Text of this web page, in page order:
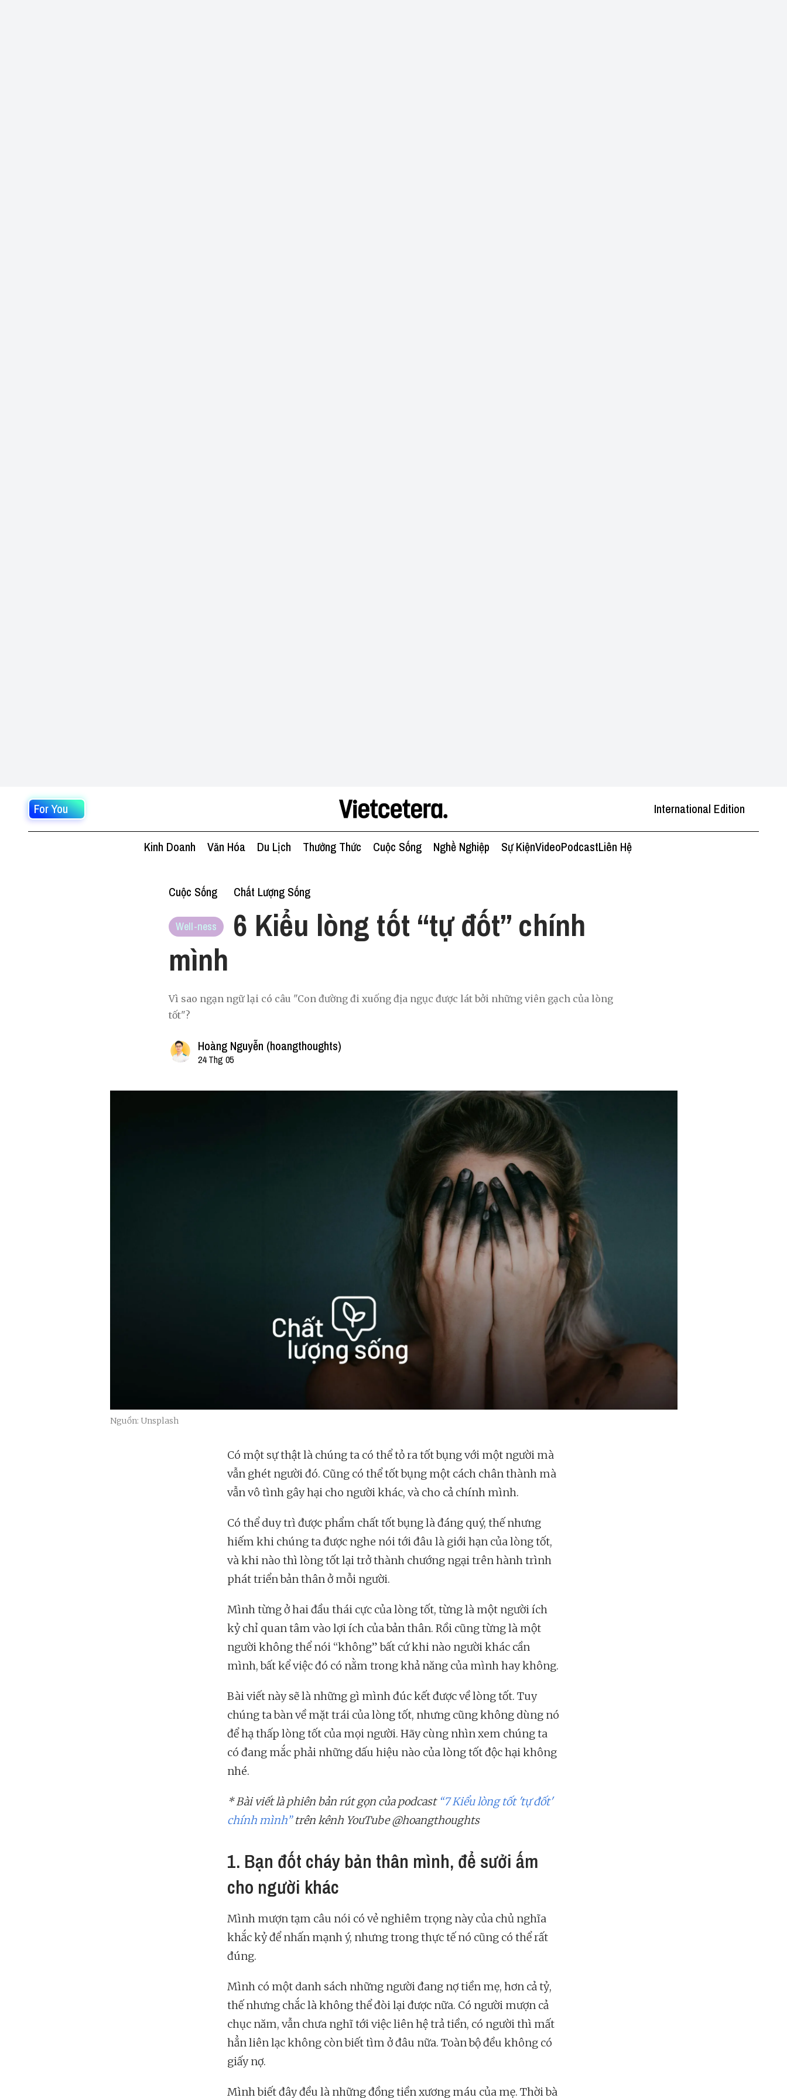
For You International Edition
Kinh Doanh Văn Hóa Du Lịch Thưởng Thức Cuộc Sống Nghề Nghiệp Sự KiệnVideoPodcastLiên Hệ
Cuộc Sống Chất Lượng Sống
Well-ness
6 Kiểu lòng tốt “tự đốt” chính
mình
Vì sao ngạn ngữ lại có câu "Con đường đi xuống địa ngục được lát bởi những viên gạch của lòng
tốt"?
Hoàng Nguyễn (hoangthoughts)
24 Thg 05
Nguồn: Unsplash
Có một sự thật là chúng ta có thể tỏ ra tốt bụng với một người mà
vẫn ghét người đó. Cũng có thể tốt bụng một cách chân thành mà
vẫn vô tình gây hại cho người khác, và cho cả chính mình.
Có thể duy trì được phẩm chất tốt bụng là đáng quý, thế nhưng
hiếm khi chúng ta được nghe nói tới đâu là giới hạn của lòng tốt,
và khi nào thì lòng tốt lại trở thành chướng ngại trên hành trình
phát triển bản thân ở mỗi người.
Mình từng ở hai đầu thái cực của lòng tốt, từng là một người ích
kỷ chỉ quan tâm vào lợi ích của bản thân. Rồi cũng từng là một
người không thể nói “không” bất cứ khi nào người khác cần
mình, bất kể việc đó có nằm trong khả năng của mình hay không.
Bài viết này sẽ là những gì mình đúc kết được về lòng tốt. Tuy
chúng ta bàn về mặt trái của lòng tốt, nhưng cũng không dùng nó
để hạ thấp lòng tốt của mọi người. Hãy cùng nhìn xem chúng ta
có đang mắc phải những dấu hiệu nào của lòng tốt độc hại không
nhé.
* Bài viết là phiên bản rút gọn của podcast “7 Kiểu lòng tốt 'tự đốt'
chính mình”trên kênh YouTube @hoangthoughts
1. Bạn đốt cháy bản thân mình, để sưởi ấm
cho người khác
Mình mượn tạm câu nói có vẻ nghiêm trọng này của chủ nghĩa
khắc kỷ để nhấn mạnh ý, nhưng trong thực tế nó cũng có thể rất
đúng.
Mình có một danh sách những người đang nợ tiền mẹ, hơn cả tỷ,
thế nhưng chắc là không thể đòi lại được nữa. Có người mượn cả
chục năm, vẫn chưa nghĩ tới việc liên hệ trả tiền, có người thì mất
hẳn liên lạc không còn biết tìm ở đâu nữa. Toàn bộ đều không có
giấy nợ.
Mình biết đây đều là những đồng tiền xương máu của mẹ. Thời bà